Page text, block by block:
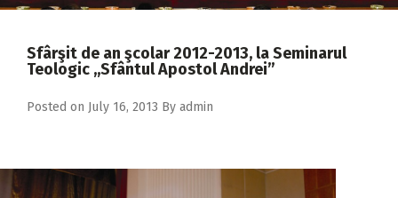
2017
2013
Sfârşit de an şcolar 2012-2013, la Seminarul
Teologic ,,Sfântul Apostol Andrei”
Posted on July 16, 2013 By admin